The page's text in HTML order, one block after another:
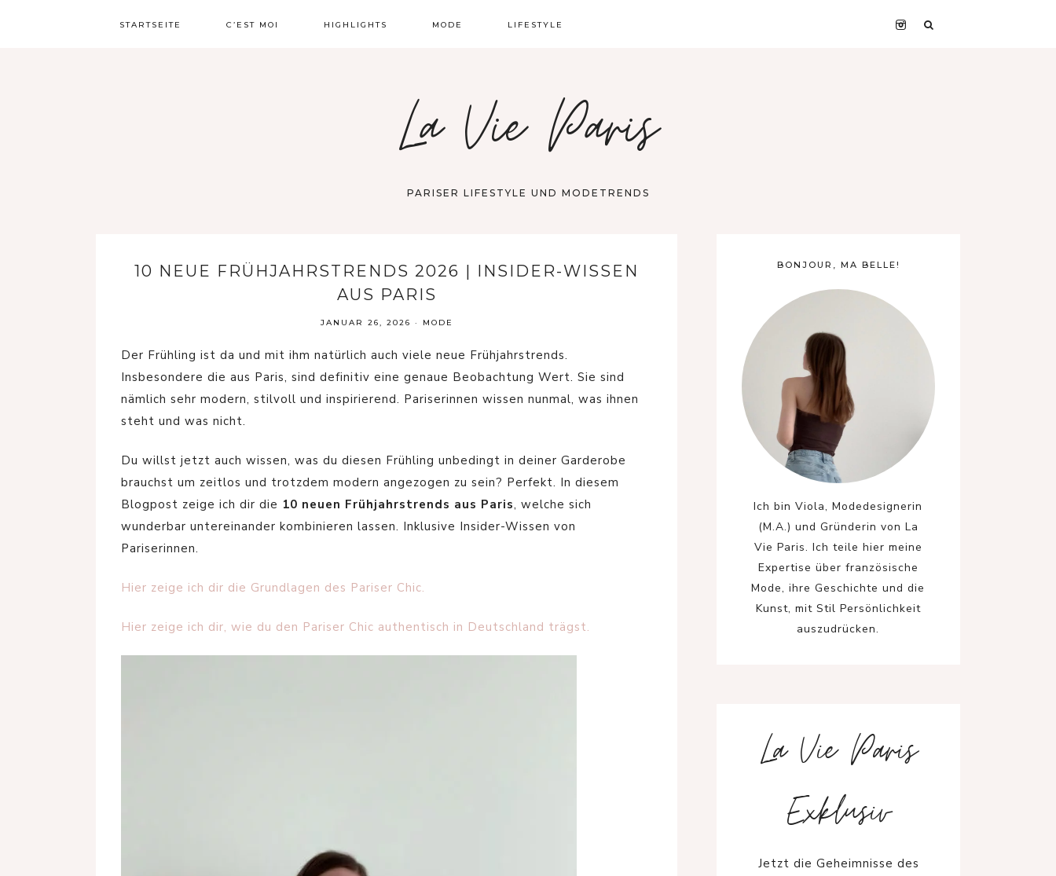
STARTSEITE C’EST MOI HIGHLIGHTS MODE
OUTFIT INSPIRATIONEN
WAS NIE AUS DER
MODE KOMMT
LIFESTYLE
MINDEST & LIVING
KULTUR & EVENTS
La Vie Paris
PARISER LIFESTYLE UND MODETRENDS
10 NEUE FRÜHJAHRSTRENDS 2026 | INSIDER-WISSEN
AUS PARIS
JANUAR 26, 2026 · MODE
Der Frühling ist da und mit ihm natürlich auch viele neue Frühjahrstrends.
Insbesondere die aus Paris, sind definitiv eine genaue Beobachtung Wert. Sie sind
nämlich sehr modern, stilvoll und inspirierend. Pariserinnen wissen nunmal, was ihnen
steht und was nicht.
Du willst jetzt auch wissen, was du diesen Frühling unbedingt in deiner Garderobe
brauchst um zeitlos und trotzdem modern angezogen zu sein? Perfekt. In diesem
Blogpost zeige ich dir die 10 neuen Frühjahrstrends aus Paris, welche sich
wunderbar untereinander kombinieren lassen. Inklusive Insider-Wissen von
Pariserinnen.
Hier zeige ich dir die Grundlagen des Pariser Chic.
Hier zeige ich dir, wie du den Pariser Chic authentisch in Deutschland trägst.
BONJOUR, MA BELLE!
Ich bin Viola, Modedesignerin
(M.A.) und Gründerin von La
Vie Paris. Ich teile hier meine
Expertise über französische
Mode, ihre Geschichte und die
Kunst, mit Stil Persönlichkeit
auszudrücken.
La Vie Paris
Exklusiv
Jetzt die Geheimnisse des